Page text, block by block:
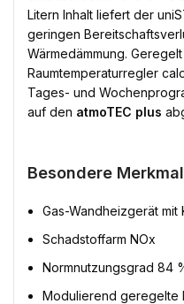
Litern Inhalt liefert der
geringen
Wärmedämmung.
Raumtemperaturregler
Tages- und
auf den atmoTEC plus
Besondere
Gas-Wandheizgerät mit
Schadstoffarm NOx
Normnutzungsgrad 84
Modulierend geregelte